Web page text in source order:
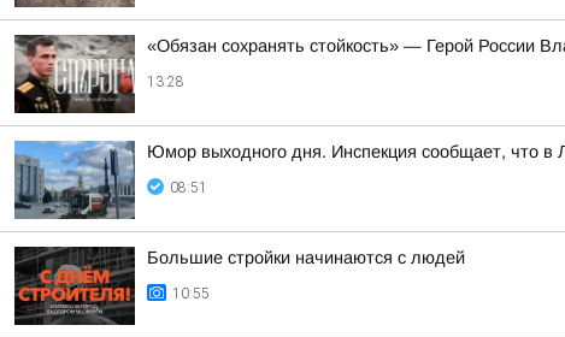
«Обязан сохранять стойкость» — Герой России
13:28
Юмор выходного дня. Инспекция сообщает, что в
08:51
Большие стройки начинаются с людей
10:55